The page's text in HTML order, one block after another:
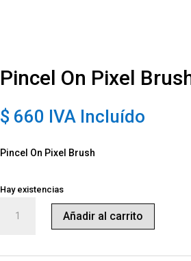
Pincel On Pixel
$ 660 IVA Incluído
Pincel On Pixel Brush
Hay existencias
Añadir al carrito